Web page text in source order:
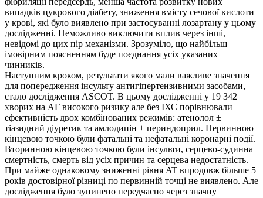
випадків цукрового діабету, зниження вмісту сечової кислоти
у крові, які було виявлено при застосуванні лозартану у цьому
дослідженні. Неможливо виключити вплив через інші,
невідомі до цих пір механізми. Зрозуміло, що найбільш
імовірним поясненням буде поєднання усіх указаних
чинників.
Наступним кроком, результати якого мали важливе значення
для попередження інсульту антигіпертензивними засобами,
стало дослідження ASCOT. В цьому дослідженні у 19 342
хворих на АГ високого ризику але без ІХС порівнювали
ефективність двох комбінованих режимів: атенолол ±
тіазидний діуретик та амлодипін ± периндоприл. Первинною
кінцевою точкою були фатальні та нефатальні коронарні події.
Вторинною кінцевою точкою були інсульти, серцево-судинна
смертність, смерть від усіх причин та серцева недостатність.
При майже однаковому зниженні рівня AT впродовж більше 5
років достовірної різниці по первинній точці не виявлено. Але
дослідження було зупинено передчасно через значну